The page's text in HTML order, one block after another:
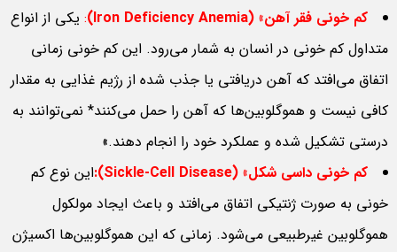
کم خونی فقر آهن» (Iron Deficiency Anemia)
: یکی از انواع
متداول کم خونی در انسان به شمار می‌رود. این کم خونی زمانی
اتفاق می‌افتد که آهن دریافتی یا جذب شده از رژیم غذایی به مقدار
کافی نیست و هموگلوبین‌ها که آهن را حمل می‌کنند* نمی‌توانند به
درستی تشکیل شده و عملکرد خود را انجام دهند.»
کم خونی داسی شکل» (Sickle-Cell Disease):
این نوع کم
خونی به صورت ژنتیکی اتفاق می‌‌افتد و باعث ایجاد مولکول
هموگلوبین غیرطبیعی می‌شود. زمانی که این هموگلوبین‌ها اکسیژن